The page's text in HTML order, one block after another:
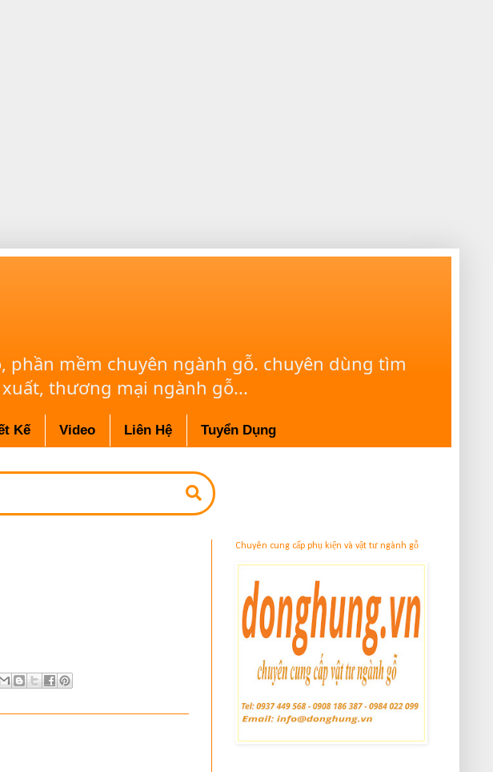
phần mềm chuyên ngành gỗ. chuyên dùng tìm
thương mại ngành gỗ...
Kế Video Liên Hệ Tuyển Dụng
Chuyên cung cấp phụ kiện và vật tư ngành gỗ